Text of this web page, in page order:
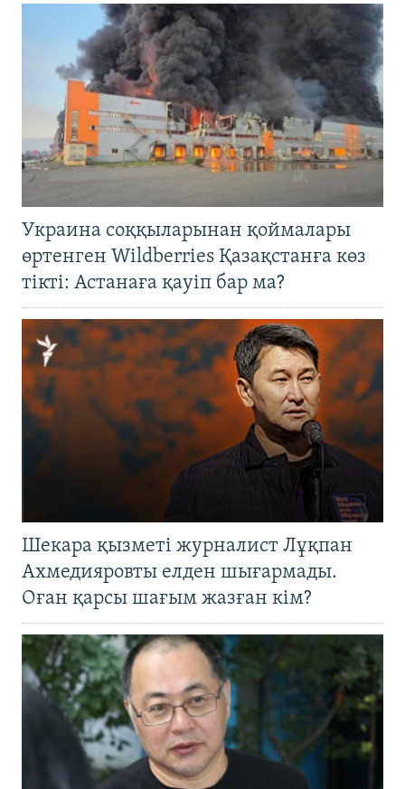
Украина соққыларынан қоймалары
өртенген Wildberries Қазақстанға көз
тікті: Астанаға қауіп бар ма?
Шекара қызметі журналист Лұқпан
Ахмедияровты елден шығармады.
Оған қарсы шағым жазған кім?